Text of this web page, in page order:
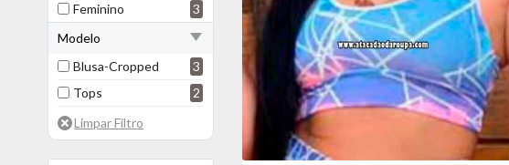
Feminino
3
Modelo
Blusa-Cropped
3
Tops
2